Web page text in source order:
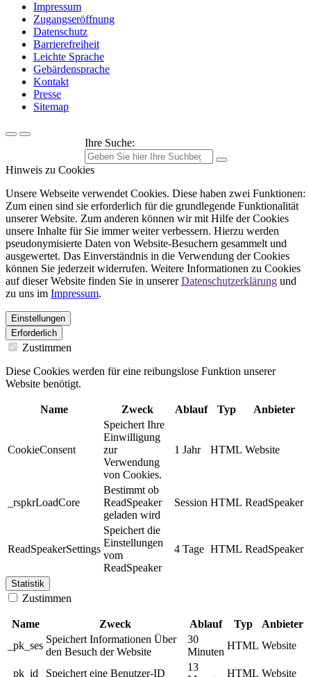
Impressum
Zugangseröffnung
Datenschutz
Barrierefreiheit
Leichte Sprache
Gebärdensprache
Kontakt
Presse
Sitemap
Ihre Suche:
Hinweis zu Cookies
Unsere Webseite verwendet Cookies. Diese haben zwei Funktionen:
Zum einen sind sie erforderlich für die grundlegende Funktionalität
unserer Website. Zum anderen können wir mit Hilfe der Cookies
unsere Inhalte für Sie immer weiter verbessern. Hierzu werden
pseudonymisierte Daten von Website-Besuchern gesammelt und
ausgewertet. Das Einverständnis in die Verwendung der Cookies
können Sie jederzeit widerrufen. Weitere Informationen zu Cookies
auf dieser Website finden Sie in unsererDatenschutzerklärung und
zu uns im Impressum.
Einstellungen
Erforderlich
Zustimmen
Diese Cookies werden für eine reibungslose Funktion unserer
Website benötigt.
Name Zweck Ablauf Typ Anbieter
CookieConsent
Speichert Ihre
Einwilligung
zur
Verwendung
von Cookies.
1 Jahr HTML Website
_rspkrLoadCore
Bestimmt ob
ReadSpeaker
geladen wird
Session HTML ReadSpeaker
ReadSpeakerSettings
Speichert die
Einstellungen
vom
ReadSpeaker
4 Tage HTML ReadSpeaker
Statistik
Zustimmen
Name Zweck Ablauf Typ
Anbieter
_pk_ses
Speichert Informationen Über
den Besuch der Website
30
Minuten
HTML Website
_pk_id Speichert eine Benutzer-ID
13
HTML Website